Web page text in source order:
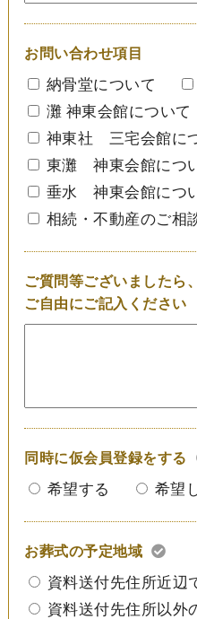
お問い合わせ項目
納骨堂について
灘 神東会館について
神東社 三宅会館に
東灘 神東会館につ
垂水 神東会館につ
相続・不動産のご相
ご質問等ございましたら、
ご自由にご記入ください
同時に仮会員登録をする
希望する 希望
お葬式の予定地域
資料送付先住所近辺
資料送付先住所以外